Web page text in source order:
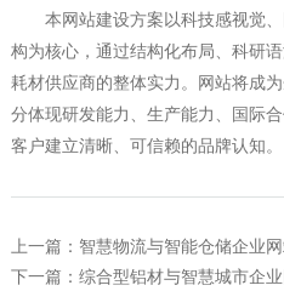
本网站建设方案以科技感视觉、
构为核心，通过结构化布局、科研
耗材供应商的整体实力。网站将成
分体现研发能力、生产能力、国际
客户建立清晰、可信赖的品牌认知。
上一篇：智慧物流与智能仓储企业
下一篇：综合型铝材与智慧城市企